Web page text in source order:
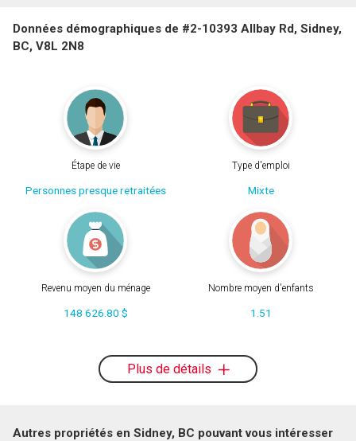
Données démographiques de #2-10393 Allbay Rd, Sidney,
BC, V8L 2N8
Étape de vie
Personnes presque retraitées
Type d'emploi
Mixte
Revenu moyen du ménage
148 626.80 $
Nombre moyen d'enfants
1.51
Plus de détails
Autres propriétés en Sidney, BC pouvant vous intéresser